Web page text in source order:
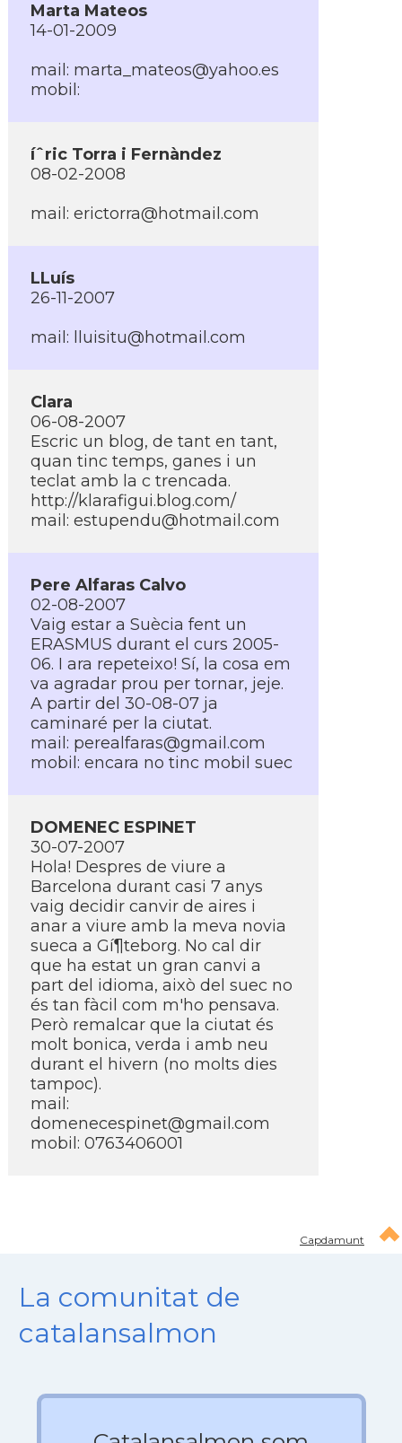
Marta Mateos
14-01-2009
mail: marta_mateos@yahoo.es
mobil:
íˆric Torra i Fernàndez
08-02-2008
mail: erictorra@hotmail.com
LLuí­s
26-11-2007
mail:
lluisitu@hotmail.com
Clara
06-08-2007
Escric un blog, de tant en tant,
quan tinc temps, ganes i un
teclat amb la c trencada.
http://klarafigui.blog.com/
mail: estupendu@hotmail.com
Pere Alfaras Calvo
02-08-2007
Vaig estar a Suècia fent un
ERASMUS durant el curs 2005-
06. I ara repeteixo! Sí­, la cosa em
va agradar prou per tornar, jeje.
A partir del 30-08-07 ja
caminaré per la ciutat.
mail: perealfaras@gmail.com
mobil: encara no tinc mobil suec
DOMENEC ESPINET
30-07-2007
Hola! Despres de viure a
Barcelona durant casi 7 anys
vaig decidir canvir de aires i
anar a viure amb la meva novia
sueca a Gí¶teborg. No cal dir
que ha estat un gran canvi a
part del idioma, això del suec no
és tan fàcil com m'ho pensava.
Però remalcar que la ciutat és
molt bonica, verda i amb neu
durant el hivern (no molts dies
tampoc).
mail:
domenecespinet@gmail.com
mobil: 0763406001
Capdamunt
La comunitat de
catalansalmon